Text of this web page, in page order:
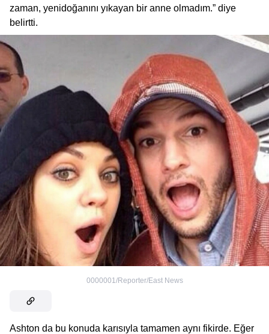
zaman, yenidoğanını yıkayan bir anne olmadım.” diye
belirtti.
0000001/Reporter/East News
Ashton da bu konuda karısıyla tamamen aynı fikirde. Eğer